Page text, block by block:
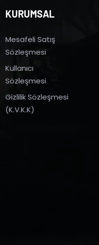
KURUMSAL
Mesafeli Satış
Sözleşmesi
Kullanıcı
Sözleşmesi
Gizlilik Sözleşmesi
(K.V.K.K)